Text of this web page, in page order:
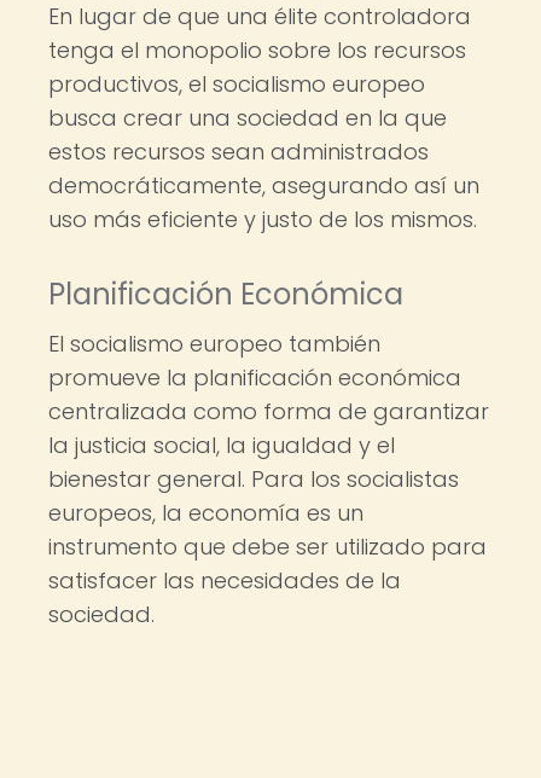
En lugar de que una élite controladora
tenga el monopolio sobre los recursos
productivos, el socialismo europeo
busca crear una sociedad en la que
estos recursos sean administrados
democráticamente, asegurando así un
uso más eficiente y justo de los mismos.
Planificación Económica
El socialismo europeo también
promueve la planificación económica
centralizada como forma de garantizar
la justicia social, la igualdad y el
bienestar general. Para los socialistas
europeos, la economía es un
instrumento que debe ser utilizado para
satisfacer las necesidades de la
sociedad.